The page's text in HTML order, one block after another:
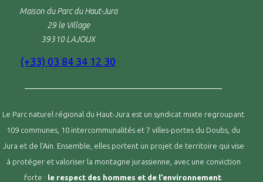
Maison du Parc du Haut-Jura
29 le Village
39310 LAJOUX
(+33) 03 84 34 12 30
Le Parc naturel régional du Haut-Jura est un syndicat mixte regroupant
109 communes, 10 intercommunalités et 7 villes-portes du Doubs, du
Jura et de l’Ain. Ensemble, elles portent un projet de territoire qui vise
à protéger et valoriser la montagne jurassienne, avec une conviction
forte : le respect des hommes et de l’environnement.